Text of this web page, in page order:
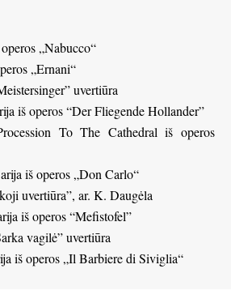
„Nabucco“
„Ernani“
uvertiūra
iš operos “Der Fliegende Hollander”
To The Cathedral iš operos
iš operos „Don Carlo“
uvertiūra”, ar. K. Daugėla
iš operos “Mefistofel”
vagilė” uvertiūra
iš operos „Il Barbiere di Siviglia“